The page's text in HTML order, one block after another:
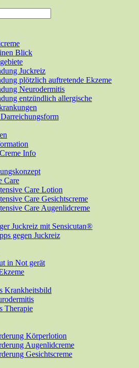
Blick
Juckreiz
plötzlich auftretende Ekzeme
Neurodermitis
entzündlich allergische
Info
Care
Care Lotion
Care Gesichtscreme
Care Augenlidcreme
Juckreiz mit Sensicutan®
gegen Juckreiz
in Not gerät
Krankheitsbild
Therapie
Körperlotion
Augenlidcreme
Gesichtscreme